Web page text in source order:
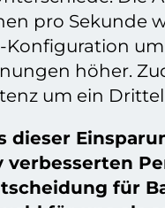
pro Sekunde
Konfiguration um
höher.
um ein
dieser
verbesserten
für